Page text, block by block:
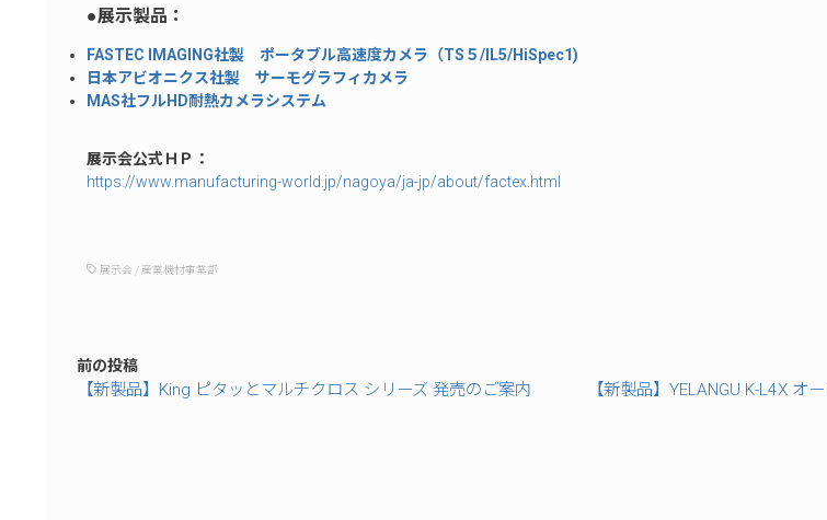
●展示製品：​
FASTEC IMAGING社製 ポータブル高速度カメラ​（TS５/IL5/HiSpec1)​
日本アビオニクス社製 サーモグラフィカメラ​
MAS社フルHD耐熱カメラシステム
展示会公式ＨＰ：​
https://www.manufacturing-world.jp/nagoya/ja-jp/about/factex.html​
展示会 / 産業機材事業部
前の投稿
【新製品】King ピタッとマルチクロス シリーズ 発売のご案内 【新製品】YELANGU K-L4X オ